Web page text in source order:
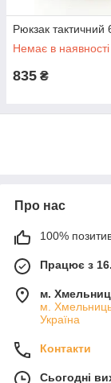
Рюкзак тактичний
Немає в наявності
835 ₴
Про нас
100%
Працює з
м.
м.
Україна
Контакти
Сьогодні